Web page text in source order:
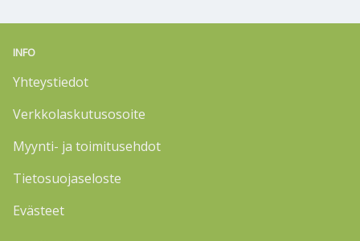
INFO
Yhteystiedot
Verkkolaskutusosoite
Myynti- ja toimitusehdot
Tietosuojaseloste
Evästeet